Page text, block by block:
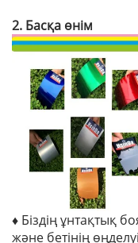
2. Басқа өнім
♦ Біздің ұнтақтық
және бетінің